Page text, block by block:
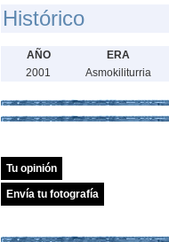
Histórico
AÑO ERA
2001
Asmokiliturria
Tu opinión
Envía tu fotografía